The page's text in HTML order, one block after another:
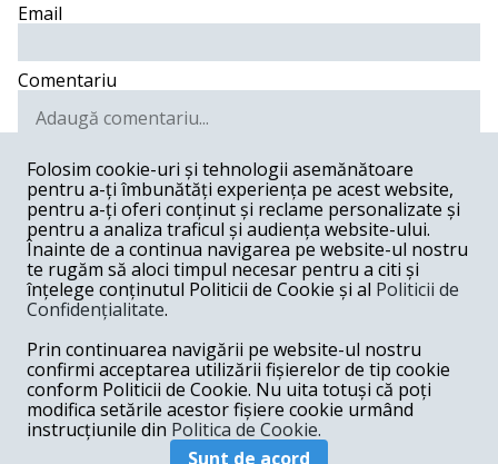
Email
Comentariu
Postează comentariu
Tirimineanu -12-24-2014
Viktore, ce minune ! Si acum vreo 25 ani, un dictator,
adica tot un dictator, dintr-o tara vecina si prietena,
vorbea ca independenta tarii lui este in pericol si, de
bai. Ungurii cred tot ce le spui si poporul asta, dupa cum
il cunosti si tu, admira mult pe cei care fac declaratii
patriotarde. Cred ca si Putin, pe langa admiratie, te si
invidiaza putin. Nici macar el nu este considerat de
propriul popor asa de patriot, precum esti tu.
Folosim cookie-uri și tehnologii asemănătoare
pentru a-ți îmbunătăți experiența pe acest website,
pentru a-ți oferi conținut și reclame personalizate și
pentru a analiza traficul și audiența website-ului.
Înainte de a continua navigarea pe website-ul nostru
te rugăm să aloci timpul necesar pentru a citi și
înțelege conținutul Politicii de Cookie și al Politicii de
Confidențialitate.
Prin continuarea navigării pe website-ul nostru
confirmi acceptarea utilizării fișierelor de tip cookie
conform Politicii de Cookie. Nu uita totuși că poți
modifica setările acestor fișiere cookie urmând
instrucțiunile din Politica de Cookie.
Sunt de acord